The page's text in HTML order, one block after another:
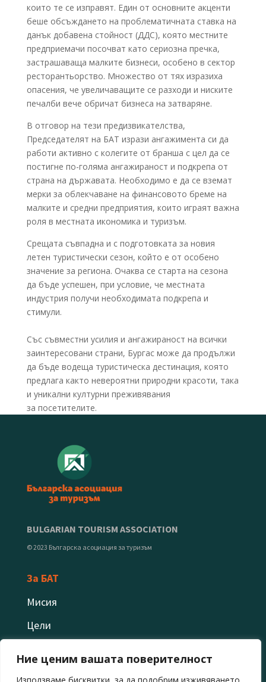
Ние ценим вашата поверителност
които те се изправят. Един от основните акценти
беше обсъждането на проблематичната ставка на
данък добавена стойност (ДДС), която местните
предприемачи посочват като сериозна пречка,
застрашаваща малките бизнеси, особено в сектор
ресторантьорство. Множество от тях изразиха
опасения, че увеличаващите се разходи и ниските
печалби вече обричат бизнеса на затваряне.
В отговор на тези предизвикателства,
Председателят на БАТ изрази ангажимента си да
работи активно с колегите от бранша с цел да се
постигне по-голяма ангажираност и подкрепа от
страна на държавата. Необходимо е да се вземат
мерки за облекчаване на финансовото бреме на
малките и средни предприятия, които играят важна
роля в местната икономика и туризъм.
Срещата съвпадна и с подготовката за новия
летен туристически сезон, който е от особено
значение за региона. Очаква се старта на сезона
да бъде успешен, при условие, че местната
индустрия получи необходимата подкрепа и
стимули.
Със съвместни усилия и ангажираност на всички
заинтересовани страни, Бургас може да продължи
да бъде водеща туристическа дестинация, която
предлага както невероятни природни красоти, така
и уникални културни преживявания
за посетителите.
BULGARIAN TOURISM ASSOCIATION
© 2023 Българска асоциация за туризъм
За БАТ
Мисия
Цели